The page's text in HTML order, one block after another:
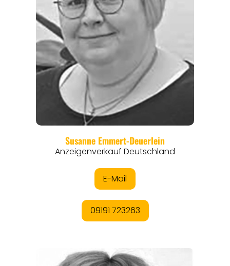
REISEMAGAZINE
ANGEBOTE